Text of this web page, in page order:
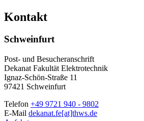
Kontakt
Schweinfurt
Post- und Besucheranschrift
Dekanat Fakultät Elektrotechnik
Ignaz-Schön-Straße 11
97421 Schweinfurt
Telefon +49 9721 940 - 9802
E-Mail dekanat.fe[at]thws.de